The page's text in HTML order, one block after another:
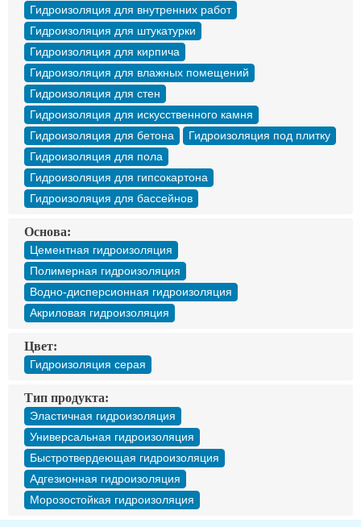
Гидроизоляция для внутренних работ
Гидроизоляция для штукатурки
Гидроизоляция для кирпича
Гидроизоляция для влажных помещений
Гидроизоляция для стен
Гидроизоляция для искусственного камня
Гидроизоляция для бетона
Гидроизоляция под плитку
Гидроизоляция для пола
Гидроизоляция для гипсокартона
Гидроизоляция для бассейнов
Основа:
Цементная гидроизоляция
Полимерная гидроизоляция
Водно-дисперсионная гидроизоляция
Акриловая гидроизоляция
Цвет:
Гидроизоляция серая
Тип продукта:
Эластичная гидроизоляция
Универсальная гидроизоляция
Быстротвердеющая гидроизоляция
Адгезионная гидроизоляция
Морозостойкая гидроизоляция